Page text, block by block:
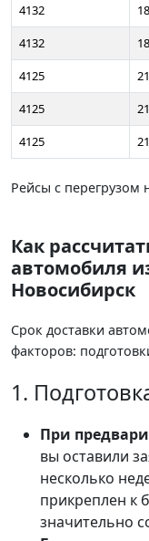
4132
4132
4125
4125
4125
Рейсы с перегрузом
Как
автомобиля
Новосибирск
Срок доставки
факторов:
1.
При
вы оставили
несколько
прикреплен к
значительно